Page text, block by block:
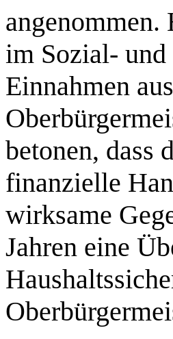
angenommen.
im Sozial- und
Einnahmen
betonen, dass
finanzielle
wirksame
Jahren eine